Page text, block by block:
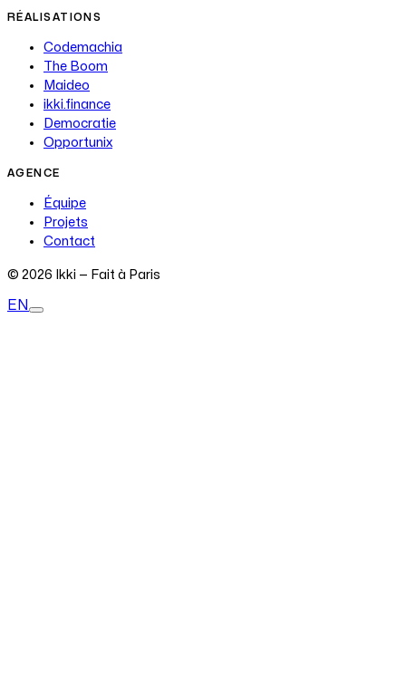
RÉALISATIONS
Codemachia
The Boom
Maideo
ikki.finance
Democratie
Opportunix
AGENCE
Équipe
Projets
Contact
© 2026 Ikki — Fait à Paris
EN